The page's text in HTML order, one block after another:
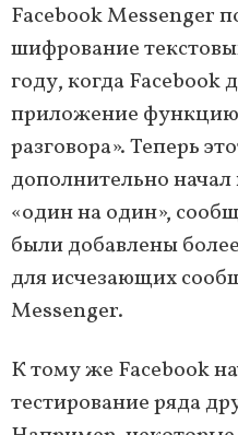
Facebook Messenger
шифрование
году, когда Facebook
приложение функцию
разговора». Теперь
дополнительно
«один на один»,
были добавлены
для исчезающих
Messenger.
К тому же Facebook
тестирование ряда